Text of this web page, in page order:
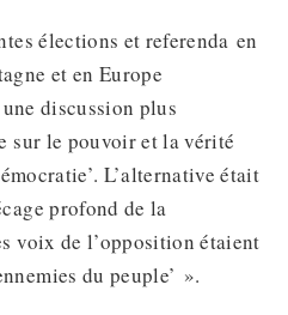
élections et referenda en
et en Europe
discussion plus
sur le pouvoir et la vérité
L’alternative était
profond de la
voix de l’opposition étaient
du peuple’ ».